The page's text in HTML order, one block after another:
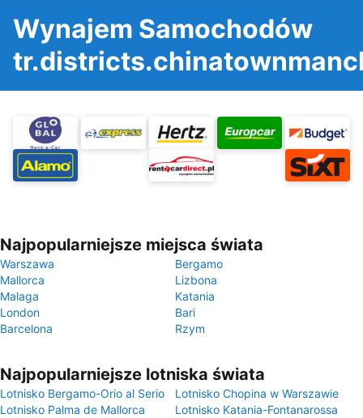
Wynajem Samochodów
Najpopularniejsze miejsca świata
Warszawa
Bergamo
Mallorca
Lizbona
Malaga
Katania
London
Bari
Barcelona
Rzym
Najpopularniejsze lotniska świata
Lotnisko Bergamo-Orio al Serio
Lotnisko Chopina w Warszawie
Lotnisko Palma de Mallorca
Lotnisko Katania-Fontanarossa